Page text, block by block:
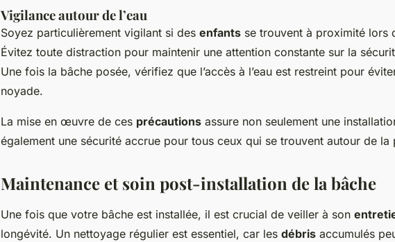
Vigilance autour de l’eau
Soyez particulièrement vigilant si des enfants se trouvent à proximité lors
Évitez toute distraction pour maintenir une attention constante sur la
Une fois la bâche posée, vérifiez que l’accès à l’eau est restreint pour
noyade.
La mise en œuvre de ces précautions assure non seulement une
également une sécurité accrue pour tous ceux qui se trouvent autour de la
Maintenance et soin post-installation de la bâche
Une fois que votre bâche est installée, il est crucial de veiller à son
longévité. Un nettoyage régulier est essentiel, car les débris accumulés